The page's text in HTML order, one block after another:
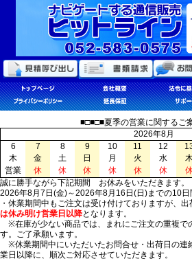
■□■□■夏季の営業に関するご
2026年8月
6
7 8 9 10 11 12
木
金 土 日 月 火 水
営業
休 休 休 休 休 休
誠に勝手ながら下記期間 お休みをいただきます。
2026年8月7日(金)～2026年8月16日(日)までの10日
・休業期間中もご注文は受け付けておりますが、
は休み明け営業日以降となります。
※在庫が少ない商品では、まれにご注文の重複で
す。ご了承願います。
※休業期間中にいただいたお問合せ・出荷日の連
業日以降に、順次ご対応させていただきます。